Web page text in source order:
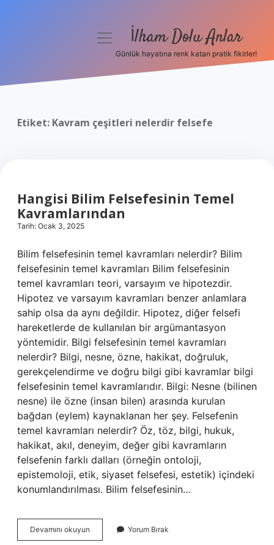
menüyü İlham Dolu Anlar
Günlük hayatına renk katan pratik fikirler!
Etiket: Kavram çeşitleri nelerdir felsefe
Hangisi Bilim Felsefesinin Temel
Kavramlarından
Tarih: Ocak 3, 2025
Bilim felsefesinin temel kavramları nelerdir? Bilim
felsefesinin temel kavramları Bilim felsefesinin
temel kavramları teori, varsayım ve hipotezdir.
Hipotez ve varsayım kavramları benzer anlamlara
sahip olsa da aynı değildir. Hipotez, diğer felsefi
hareketlerde de kullanılan bir argümantasyon
yöntemidir. Bilgi felsefesinin temel kavramları
nelerdir? Bilgi, nesne, özne, hakikat, doğruluk,
gerekçelendirme ve doğru bilgi gibi kavramlar bilgi
felsefesinin temel kavramlarıdır. Bilgi: Nesne (bilinen
nesne) ile özne (insan bilen) arasında kurulan
bağdan (eylem) kaynaklanan her şey. Felsefenin
temel kavramları nelerdir? Öz, töz, bilgi, hukuk,
hakikat, akıl, deneyim, değer gibi kavramların
felsefenin farklı dalları (örneğin ontoloji,
epistemoloji, etik, siyaset felsefesi, estetik) içindeki
konumlandırılması. Bilim felsefesinin…
Devamını okuyun
Bilim
Yorum Bırak